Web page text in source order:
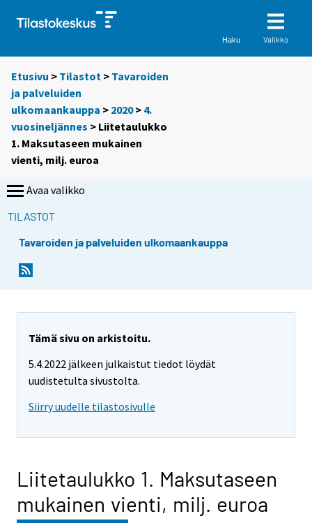
Haku Valikko
Etusivu > Tilastot > Tavaroiden
ja palveluiden
ulkomaankauppa > 2020> 4.
vuosineljännes > Liitetaulukko
1. Maksutaseen mukainen
vienti, milj. euroa
Avaa valikko
TILASTOT
Tavaroiden ja palveluiden ulkomaankauppa
Tämä sivu on arkistoitu.
5.4.2022 jälkeen julkaistut tiedot löydät
uudistetulta sivustolta.
Siirry uudelle tilastosivulle
Liitetaulukko 1. Maksutaseen
mukainen vienti, milj. euroa